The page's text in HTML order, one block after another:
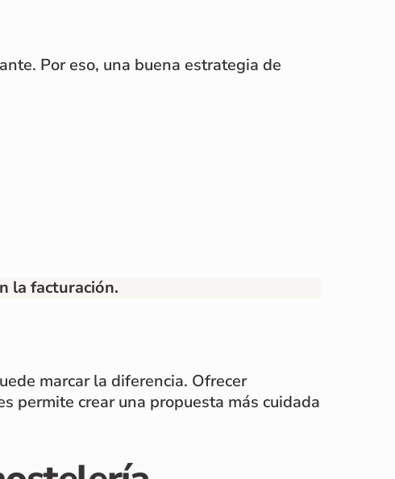
Por eso, una buena estrategia de
la facturación.
marcar la diferencia. Ofrecer
permite crear una propuesta más cuidada